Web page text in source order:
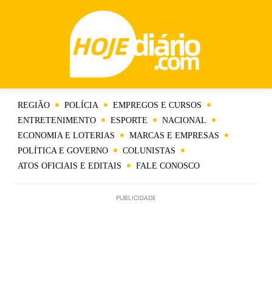
REGIÃO POLÍCIA
EMPREGOS E CURSOS
ENTRETENIMENTO
ESPORTE
NACIONAL
ECONOMIA E LOTERIAS
MARCAS E EMPRESAS
POLÍTICA E GOVERNO
COLUNISTAS
ATOS OFICIAIS E EDITAIS
FALE CONOSCO
PUBLICIDADE